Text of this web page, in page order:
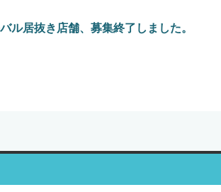
ル居抜き店舗、募集終了しました。